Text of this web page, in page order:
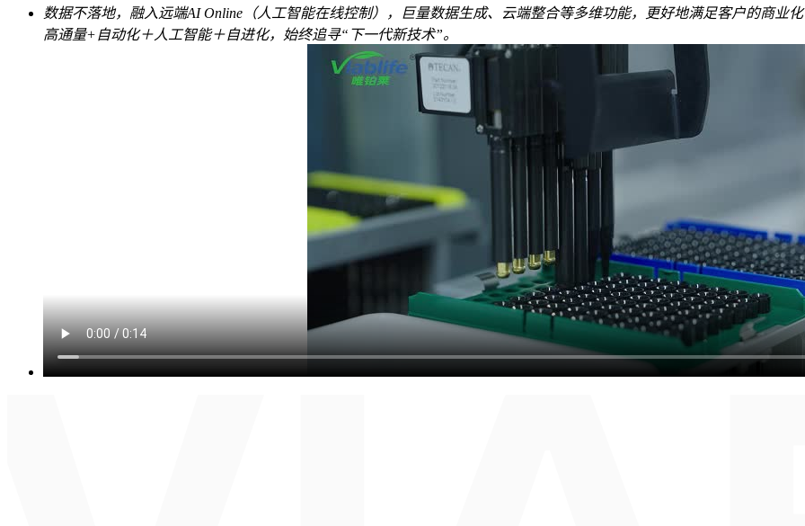
数据不落地，融入远端AI Online（人工智能在线控制），巨量数据生成、云端整合等多维功能，更好地满足客户的商业
高通量+自动化＋人工智能＋自进化，始终追寻“下一代新技术”。